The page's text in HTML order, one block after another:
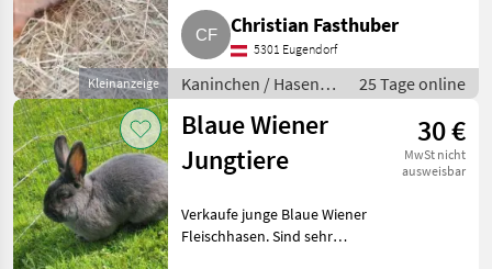
Kleinanzeige
Tiere, ab € 25, - pro Stk., je nach
Alter. Kaninchen / Hasen
Jungkaninchen
Christian Fasthuber
5301 Eugendorf
Kaninchen / Hasen /
Jungkaninchen
25 Tage online
Blaue Wiener
Jungtiere
30 €
MwSt nicht
ausweisbar
Verkaufe junge Blaue Wiener
Fleischhasen. Sind sehr